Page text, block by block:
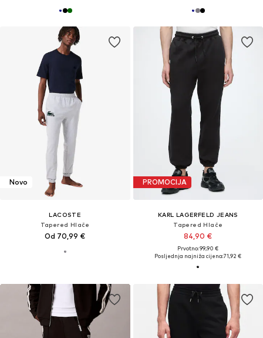
Novo
LACOSTE
Tapered Hlače
Od 70,99 €
PROMOCIJA
KARL LAGERFELD JEANS
Tapered Hlače
84,90 €
Prvotno: 99,90 €
Posljednja najniža cijena:71,92 €